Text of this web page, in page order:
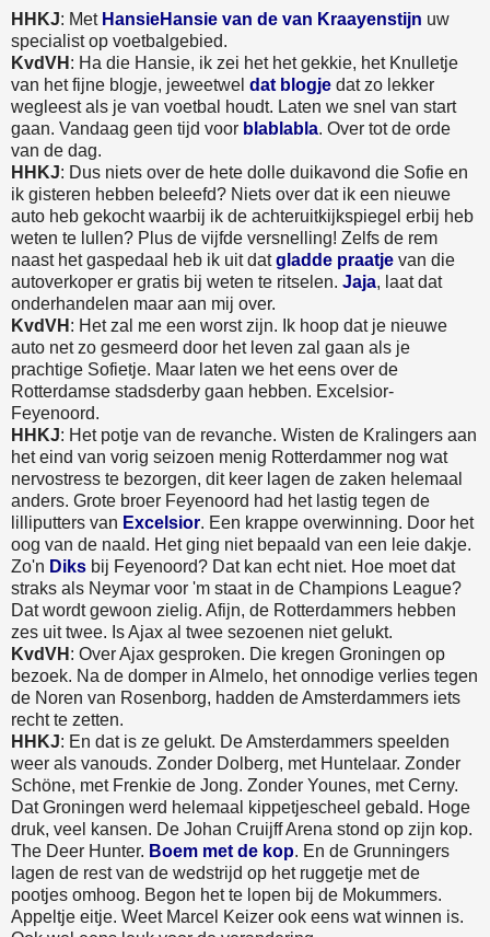
HHKJ: Met HansieHansie van de van Kraayenstijn uw
specialist op voetbalgebied.
KvdVH : Ha die Hansie, ik zei het het gekkie, het Knulletje
van het fijne blogje, jeweetwel dat blogje dat zo lekker
wegleest als je van voetbal houdt. Laten we snel van start
gaan. Vandaag geen tijd voor blablabla. Over tot de orde
van de dag.
HHKJ: Dus niets over de hete dolle duikavond die Sofie en
ik gisteren hebben beleefd? Niets over dat ik een nieuwe
auto heb gekocht waarbij ik de achteruitkijkspiegel erbij heb
weten te lullen? Plus de vijfde versnelling! Zelfs de rem
naast het gaspedaal heb ik uit datgladde praatje van die
autoverkoper er gratis bij weten te ritselen. Jaja, laat dat
onderhandelen maar aan mij over.
KvdVH : Het zal me een worst zijn. Ik hoop dat je nieuwe
auto net zo gesmeerd door het leven zal gaan als je
prachtige Sofietje. Maar laten we het eens over de
Rotterdamse stadsderby gaan hebben. Excelsior-
Feyenoord.
HHKJ: Het potje van de revanche. Wisten de Kralingers aan
het eind van vorig seizoen menig Rotterdammer nog wat
nervostress te bezorgen, dit keer lagen de zaken helemaal
anders. Grote broer Feyenoord had het lastig tegen de
lilliputters van Excelsior. Een krappe overwinning. Door het
oog van de naald. Het ging niet bepaald van een leie dakje.
Zo'n Diks bij Feyenoord? Dat kan echt niet. Hoe moet dat
straks als Neymar voor 'm staat in de Champions League?
Dat wordt gewoon zielig. Afijn, de Rotterdammers hebben
zes uit twee. Is Ajax al twee sezoenen niet gelukt.
KvdVH : Over Ajax gesproken. Die kregen Groningen op
bezoek. Na de domper in Almelo, het onnodige verlies tegen
de Noren van Rosenborg, hadden de Amsterdammers iets
recht te zetten.
HHKJ: En dat is ze gelukt. De Amsterdammers speelden
weer als vanouds. Zonder Dolberg, met Huntelaar. Zonder
Schöne, met Frenkie de Jong. Zonder Younes, met Cerny.
Dat Groningen werd helemaal kippetjescheel gebald. Hoge
druk, veel kansen. De Johan Cruijff Arena stond op zijn kop.
The Deer Hunter. Boem met de kop. En de Grunningers
lagen de rest van de wedstrijd op het ruggetje met de
pootjes omhoog. Begon het te lopen bij de Mokummers.
Appeltje eitje. Weet Marcel Keizer ook eens wat winnen is.